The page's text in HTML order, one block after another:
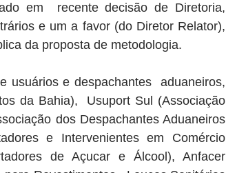
em  recente decisão de Diretoria,
e um a favor (do Diretor Relator),
da proposta de metodologia.
usuários e despachantes  aduaneiros,
da Bahia),  Usuport Sul (Associação
dos Despachantes Aduaneiros
e Intervenientes em Comércio
de Açucar e Álcool), Anfacer